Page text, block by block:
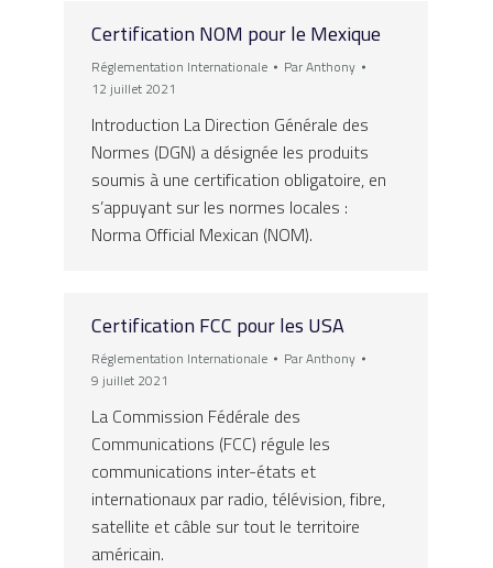
Certification NOM pour le Mexique
Réglementation Internationale ParAnthony
12 juillet 2021
Introduction La Direction Générale des
Normes (DGN) a désignée les produits
soumis à une certification obligatoire, en
s’appuyant sur les normes locales :
Norma Official Mexican (NOM).
Certification FCC pour les USA
Réglementation Internationale ParAnthony
9 juillet 2021
La Commission Fédérale des
Communications (FCC) régule les
communications inter-états et
internationaux par radio, télévision, fibre,
satellite et câble sur tout le territoire
américain.